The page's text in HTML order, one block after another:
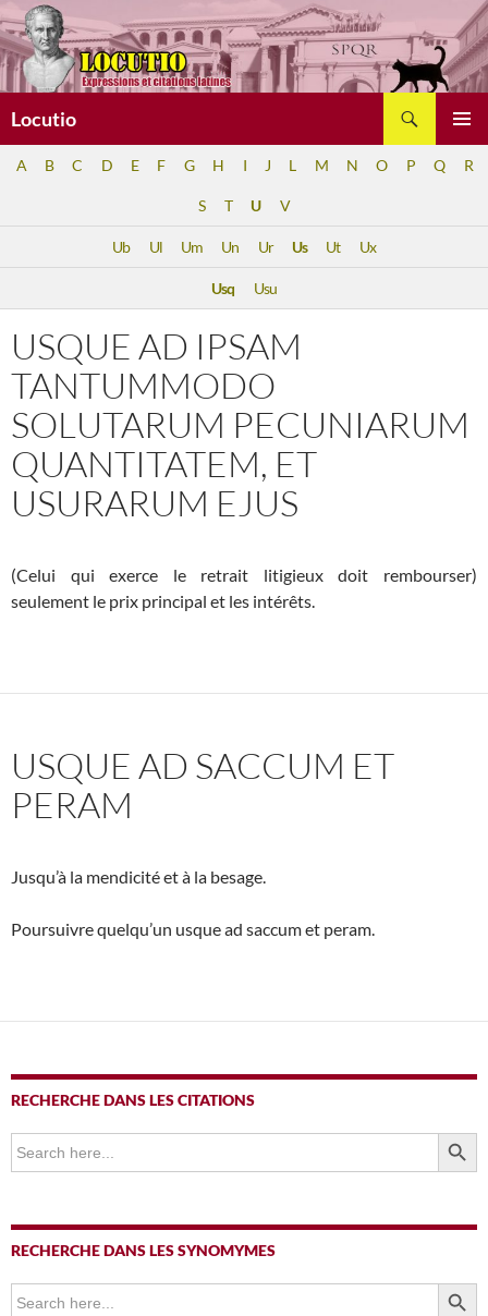
Aller
au
contenu
Locutio
A B C D E F G H I J L M N O P Q R
S T U V
Ub Ul Um Un Ur Us Ut Ux
Usq Usu
USQUE AD IPSAM
TANTUMMODO
SOLUTARUM PECUNIARUM
QUANTITATEM, ET
USURARUM EJUS
(Celui qui exerce le retrait litigieux doit rembourser)
seulement le prix principal et les intérêts.
USQUE AD SACCUM ET
PERAM
Jusqu’à la mendicité et à la besage.
Poursuivre quelqu’un usque ad saccum et peram.
RECHERCHE DANS LES CITATIONS
Search
for:
SEARCH
RECHERCHE DANS LES SYNOMYMES
Search
for:
SEARCH